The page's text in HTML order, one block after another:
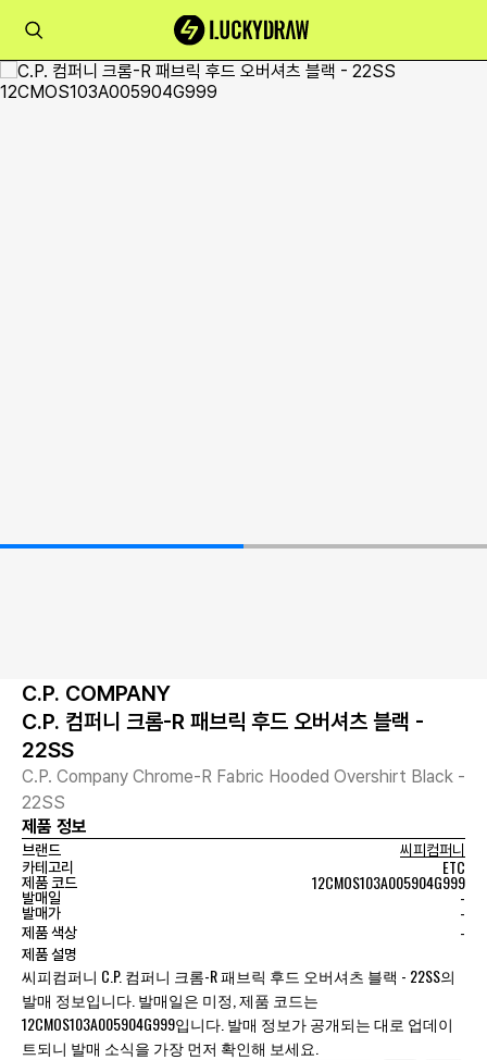
C.P. COMPANY
C.P. 컴퍼니 크롬-R 패브릭 후드 오버셔츠 블랙 -
22SS
C.P. Company Chrome-R Fabric Hooded Overshirt Black -
22SS
제품 정보
브랜드
씨피컴퍼니
카테고리
ETC
제품 코드 12CMOS103A005904G999
발매일 -
발매가 -
제품 색상 -
제품 설명
씨피컴퍼니 C.P. 컴퍼니 크롬-R 패브릭 후드 오버셔츠 블랙 - 22SS의
발매 정보입니다. 발매일은 미정, 제품 코드는
12CMOS103A005904G999입니다. 발매 정보가 공개되는 대로 업데이
트되니 발매 소식을 가장 먼저 확인해 보세요.